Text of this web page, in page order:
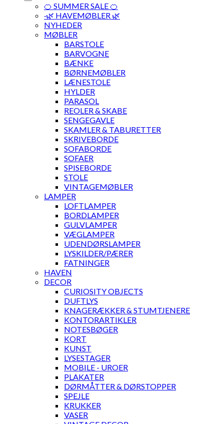
🍊 SUMMER SALE 🍊
·🌿 HAVEMØBLER 🌿
NYHEDER
MØBLER
BARSTOLE
BARVOGNE
BÆNKE
BØRNEMØBLER
LÆNESTOLE
HYLDER
PARASOL
REOLER & SKABE
SENGEGAVLE
SKAMLER & TABURETTER
SKRIVEBORDE
SOFABORDE
SOFAER
SPISEBORDE
STOLE
VINTAGEMØBLER
LAMPER
LOFTLAMPER
BORDLAMPER
GULVLAMPER
VÆGLAMPER
UDENDØRSLAMPER
LYSKILDER/PÆRER
FATNINGER
HAVEN
DECOR
CURIOSITY OBJECTS
DUFTLYS
KNAGERÆKKER & STUMTJENERE
KONTORARTIKLER
NOTESBØGER
KORT
KUNST
LYSESTAGER
MOBILE - UROER
PLAKATER
DØRMÅTTER & DØRSTOPPER
SPEJLE
KRUKKER
VASER